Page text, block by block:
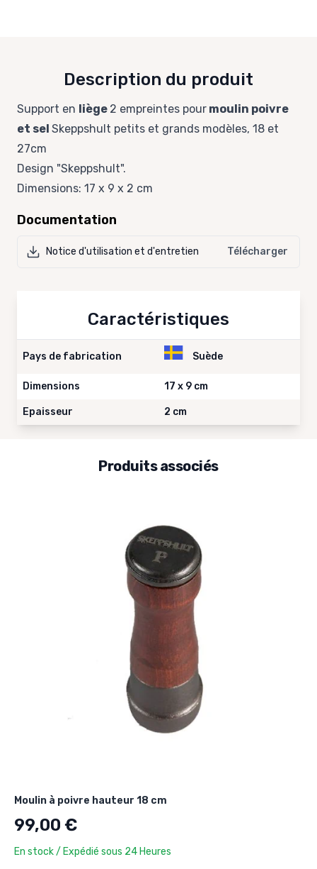
Description du produit
Support en liège 2 empreintes pour moulin poivre
et sel Skeppshult petits et grands modèles, 18 et
27cm
Design "Skeppshult".
Dimensions: 17 x 9 x 2 cm
Documentation
Notice d'utilisation et d'entretien Télécharger
Caractéristiques
Pays de fabrication Suède
Dimensions 17 x 9 cm
Epaisseur 2 cm
Produits associés
Moulin à poivre hauteur 18 cm
99,00 €
En stock / Expédié sous 24 Heures